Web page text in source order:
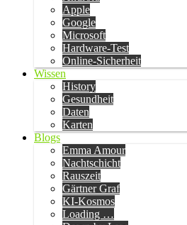
Apple
Google
Microsoft
Hardware-Test
Online-Sicherheit
Wissen
History
Gesundheit
Daten
Karten
Blogs
Emma Amour
Nachtschicht
Rauszeit
Gärtner Graf
KI-Kosmos
Loading …